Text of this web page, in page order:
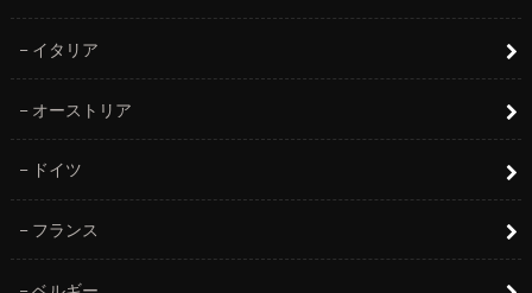
イタリア
オーストリア
ドイツ
フランス